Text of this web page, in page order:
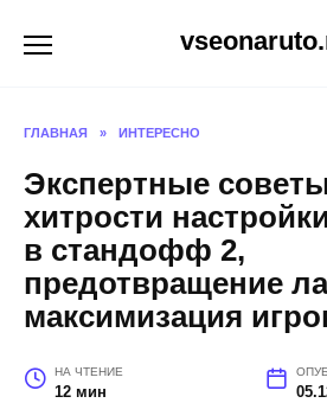
ГЛАВНАЯ » ИНТЕРЕСНО
Экспертные
хитрости
в стандофф 2,
предотвращение
максимизация
НА ЧТЕНИЕ
12 мин